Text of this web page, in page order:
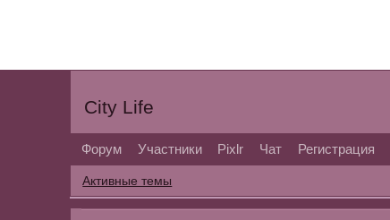
City Life
Форум Участники Pixlr Чат Регистрация
Активные темы